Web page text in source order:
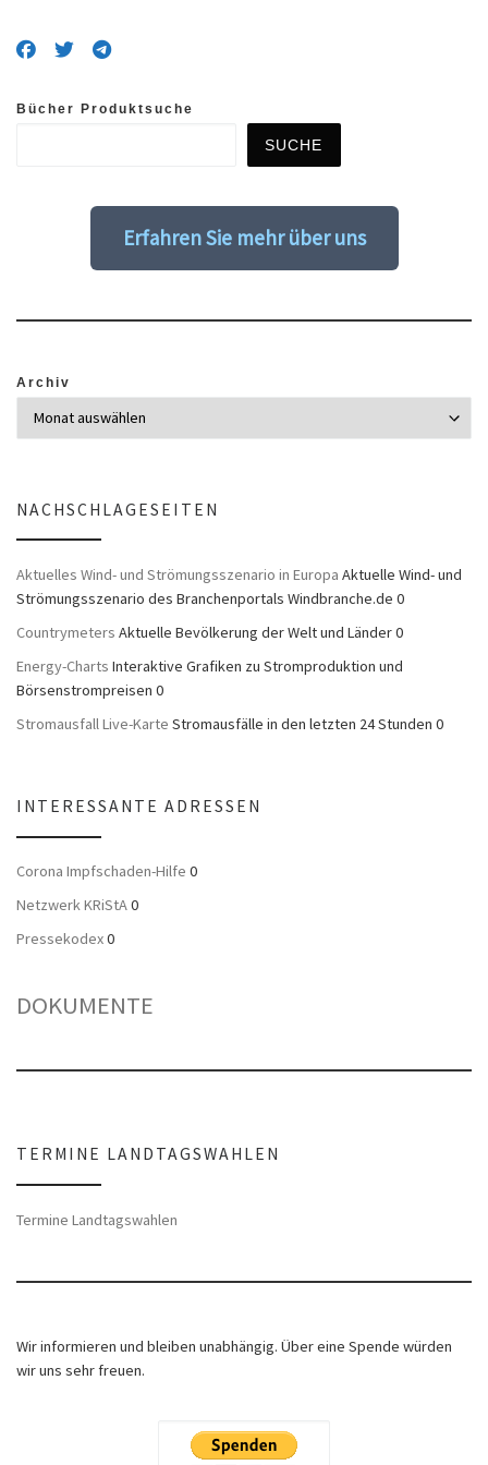
Bücher Produktsuche
SUCHE
Erfahren Sie mehr über uns
Archiv
NACHSCHLAGESEITEN
Aktuelles Wind- und Strömungsszenario in Europa Aktuelle Wind- und
Strömungsszenario des Branchenportals Windbranche.de 0
Countrymeters Aktuelle Bevölkerung der Welt und Länder 0
Energy-Charts Interaktive Grafiken zu Stromproduktion und
Börsenstrompreisen 0
Stromausfall Live-Karte Stromausfälle in den letzten 24 Stunden 0
INTERESSANTE ADRESSEN
Corona Impfschaden-Hilfe 0
Netzwerk KRiStA0
Pressekodex0
DOKUMENTE
TERMINE LANDTAGSWAHLEN
Termine Landtagswahlen
Wir informieren und bleiben unabhängig. Über eine Spende würden
wir uns sehr freuen.